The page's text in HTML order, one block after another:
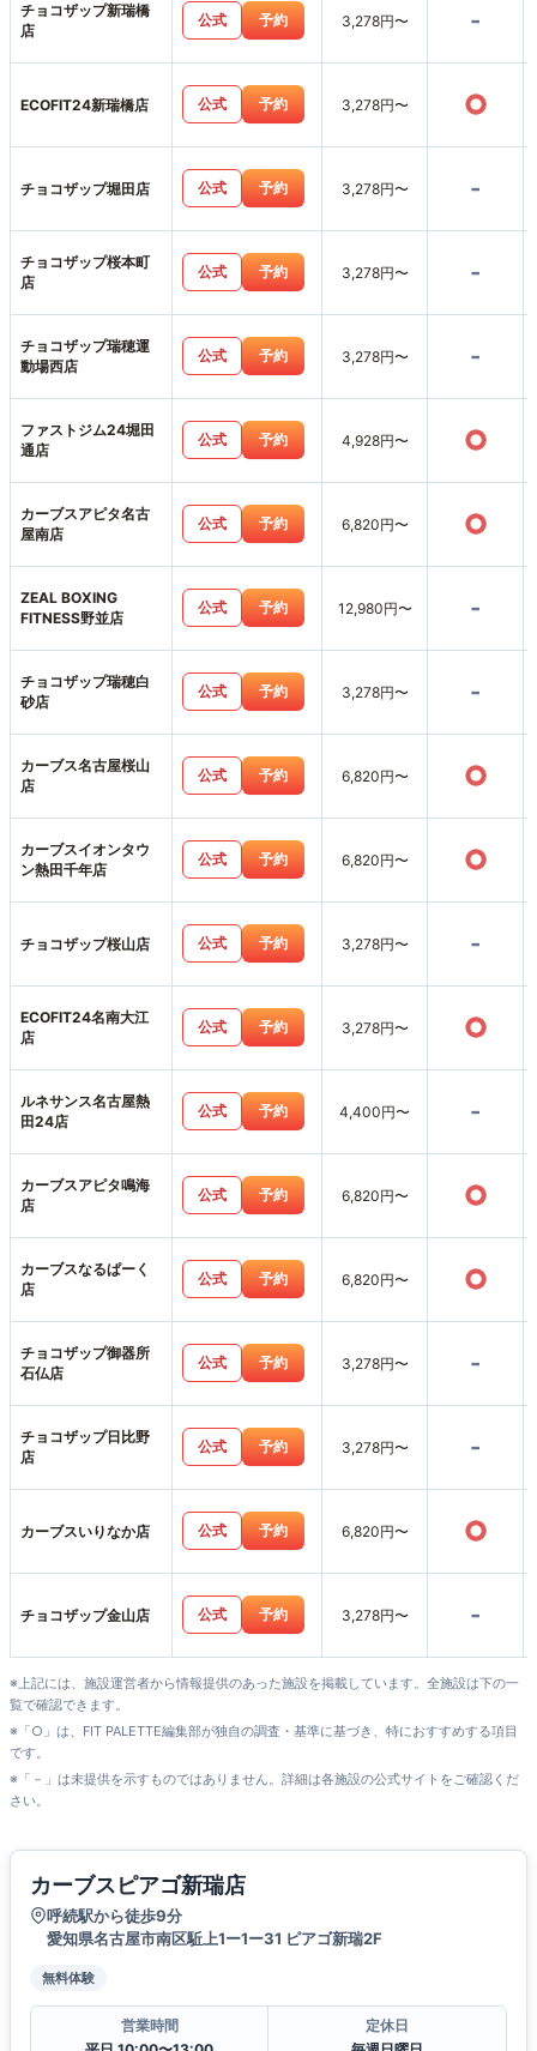
チョコザップ新瑞橋
店
公式 予約 3,278円〜 -
ECOFIT24新瑞橋店 公式 予約 3,278円〜 ○
チョコザップ堀田店 公式 予約 3,278円〜 -
チョコザップ桜本町
店
公式 予約 3,278円〜 -
チョコザップ瑞穂運
動場西店
公式 予約 3,278円〜 -
ファストジム24堀田
通店
公式 予約 4,928円〜 ○
カーブスアピタ名古
屋南店
公式 予約 6,820円〜 ○
ZEAL BOXING
FITNESS野並店
公式 予約 12,980円〜 -
チョコザップ瑞穂白
砂店
公式 予約 3,278円〜 -
カーブス名古屋桜山
店
公式 予約 6,820円〜 ○
カーブスイオンタウ
ン熱田千年店
公式 予約 6,820円〜 ○
チョコザップ桜山店 公式 予約 3,278円〜 -
ECOFIT24名南大江
店
公式 予約 3,278円〜 ○
ルネサンス名古屋熱
田24店
公式 予約 4,400円〜 -
カーブスアピタ鳴海
店
公式 予約 6,820円〜 ○
カーブスなるぱーく
店
公式 予約 6,820円〜 ○
チョコザップ御器所
石仏店
公式 予約 3,278円〜 -
チョコザップ日比野
店
公式 予約 3,278円〜 -
カーブスいりなか店 公式 予約 6,820円〜 ○
チョコザップ金山店 公式 予約 3,278円〜 -
※上記には、施設運営者から情報提供のあった施設を掲載しています。全施設は下の一
覧で確認できます。
※「○」は、FIT PALETTE編集部が独自の調査・基準に基づき、特におすすめする項目
です。
※「－」は未提供を示すものではありません。詳細は各施設の公式サイトをご確認くだ
さい。
カーブスピアゴ新瑞店
呼続駅から徒歩9分
愛知県名古屋市南区駈上1ー1ー31 ピアゴ新瑞2F
無料体験
営業時間
定休日